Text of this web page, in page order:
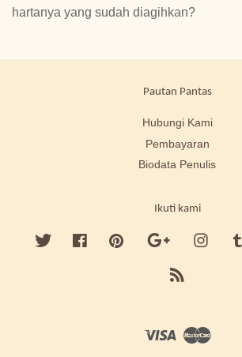
hartanya yang sudah diagihkan?
Pautan Pantas
Hubungi Kami
Pembayaran
Biodata Penulis
Ikuti kami
Twitter FacebookPinterest Google
Visa Master